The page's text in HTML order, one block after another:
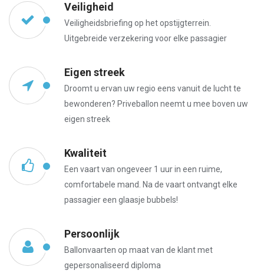
Veiligheid
Veiligheidsbriefing op het opstijgterrein.
Uitgebreide verzekering voor elke passagier
Eigen streek
Droomt u ervan uw regio eens vanuit de lucht te
bewonderen? Priveballon neemt u mee boven uw
eigen streek
Kwaliteit
Een vaart van ongeveer 1 uur in een ruime,
comfortabele mand. Na de vaart ontvangt elke
passagier een glaasje bubbels!
Persoonlijk
Ballonvaarten op maat van de klant met
gepersonaliseerd diploma